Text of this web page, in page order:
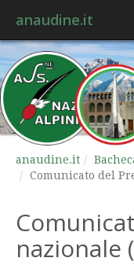
anaudine.it
anaudine.it
Comunicato del
nazionale